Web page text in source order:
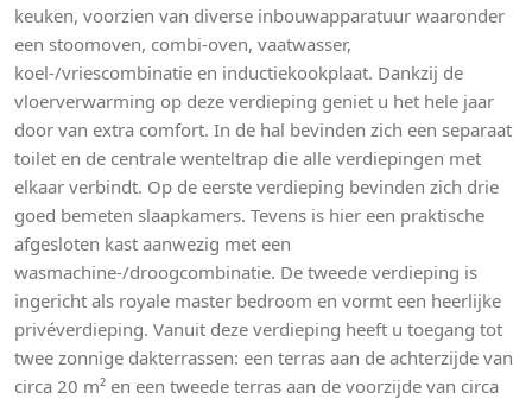
keuken, voorzien van diverse inbouwapparatuur waaronder
een stoomoven, combi-oven, vaatwasser,
koel-/vriescombinatie en inductiekookplaat. Dankzij de
vloerverwarming op deze verdieping geniet u het hele jaar
door van extra comfort. In de hal bevinden zich een separaat
toilet en de centrale wenteltrap die alle verdiepingen met
elkaar verbindt. Op de eerste verdieping bevinden zich drie
goed bemeten slaapkamers. Tevens is hier een praktische
afgesloten kast aanwezig met een
wasmachine-/droogcombinatie. De tweede verdieping is
ingericht als royale master bedroom en vormt een heerlijke
privéverdieping. Vanuit deze verdieping heeft u toegang tot
twee zonnige dakterrassen: een terras aan de achterzijde van
circa 20 m² en een tweede terras aan de voorzijde van circa